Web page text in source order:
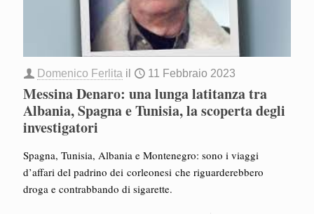
Domenico Ferlita il 11 Febbraio 2023
Messina Denaro: una lunga latitanza tra
Albania, Spagna e Tunisia, la scoperta degli
investigatori
Spagna, Tunisia, Albania e Montenegro: sono i viaggi
d’affari del padrino dei corleonesi che riguarderebbero
droga e contrabbando di sigarette.